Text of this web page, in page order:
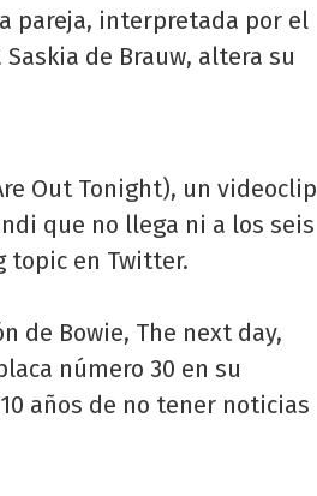
pareja, interpretada por el
de Brauw, altera su
Out Tonight), un videoclip
que no llega ni a los seis
topic en Twitter.
de Bowie, The next day,
número 30 en su
años de no tener noticias